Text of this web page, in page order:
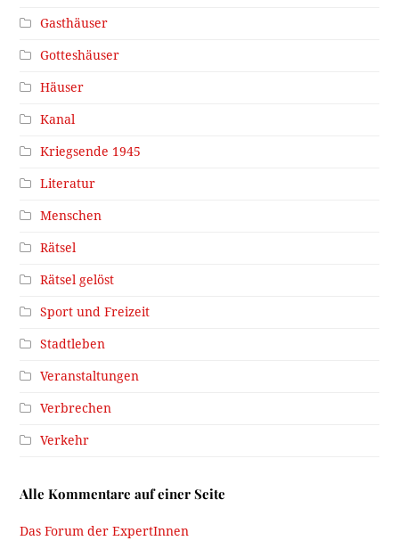
Gasthäuser
Gotteshäuser
Häuser
Kanal
Kriegsende 1945
Literatur
Menschen
Rätsel
Rätsel gelöst
Sport und Freizeit
Stadtleben
Veranstaltungen
Verbrechen
Verkehr
Alle Kommentare auf einer Seite
Das Forum der ExpertInnen